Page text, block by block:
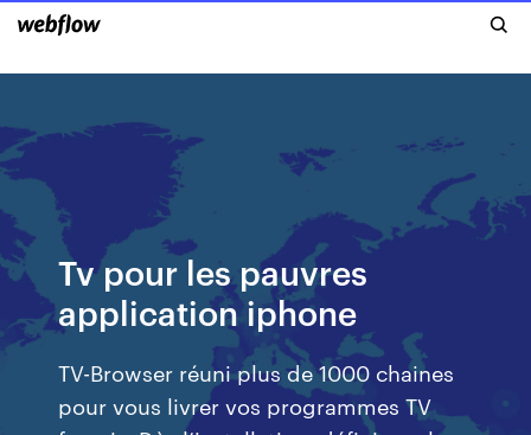
Tv pour les pauvres
application iphone
TV-Browser réuni plus de 1000 chaines
pour vous livrer vos programmes TV